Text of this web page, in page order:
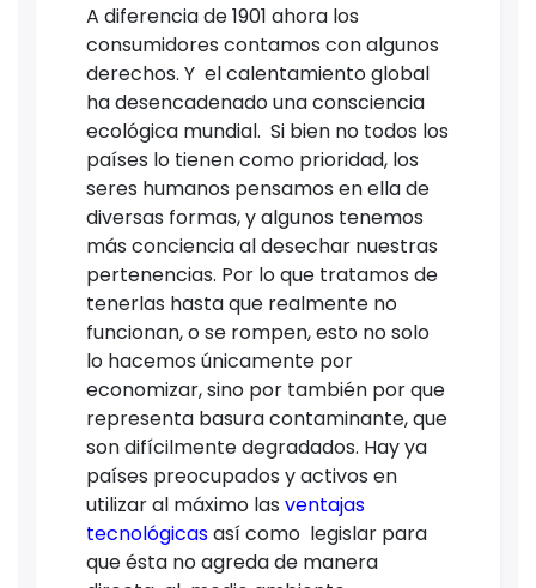
A diferencia de 1901 ahora los
consumidores contamos con algunos
derechos. Y el calentamiento global
ha desencadenado una consciencia
ecológica mundial. Si bien no todos los
países lo tienen como prioridad, los
seres humanos pensamos en ella de
diversas formas, y algunos tenemos
más conciencia al desechar nuestras
pertenencias. Por lo que tratamos de
tenerlas hasta que realmente no
funcionan, o se rompen, esto no solo
lo hacemos únicamente por
economizar, sino por también por que
representa basura contaminante, que
son difícilmente degradados. Hay ya
países preocupados y activos en
utilizar al máximo las ventajas
tecnológicasasí como legislar para
que ésta no agreda de manera